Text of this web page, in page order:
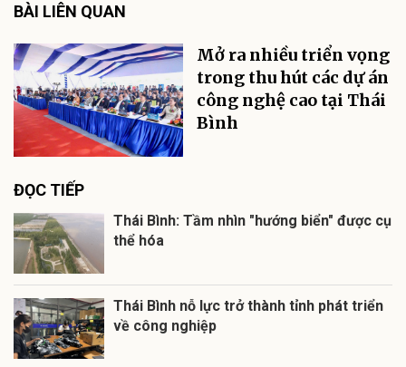
BÀI LIÊN QUAN
Mở ra nhiều triển vọng
trong thu hút các dự án
công nghệ cao tại Thái
Bình
ĐỌC TIẾP
Thái Bình: Tầm nhìn "hướng biển" được cụ
thể hóa
Thái Bình nỗ lực trở thành tỉnh phát triển
về công nghiệp